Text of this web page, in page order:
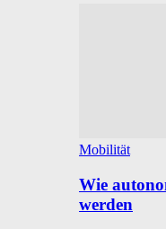
Mobilität
Wie
werden